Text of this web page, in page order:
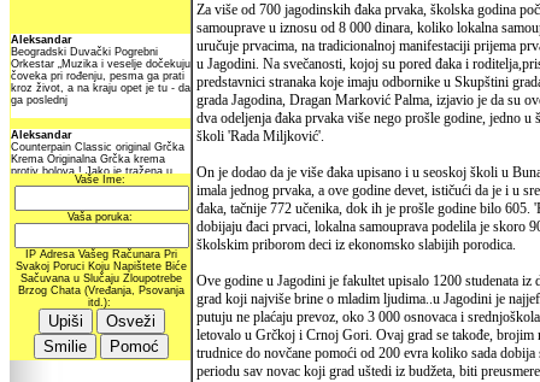
Za više od 700 jagodinskih đaka prvaka, školska godina
samouprave u iznosu od 8 000 dinara, koliko lokalna
uručuje prvacima, na tradicionalnoj manifestaciji prijema
u Jagodini. Na svečanosti, kojoj su pored đaka i
predstavnici stranaka koje imaju odbornike u Skupštini
grada Jagodina, Dragan Marković Palma, izjavio je da su
dva odeljenja đaka prvaka više nego prošle godine, jedno
školi 'Rada Miljković'.
On je dodao da je više đaka upisano i u seoskoj školi u
imala jednog prvaka, a ove godine devet, ističući da je i u
đaka, tačnije 772 učenika, dok ih je prošle godine bilo 605.
dobijaju đaci prvaci, lokalna samouprava podelila je skoro
školskim priborom deci iz ekonomsko slabijih porodica.
Ove godine u Jagodini je fakultet upisalo 1200 studenata iz
grad koji najviše brine o mladim ljudima..u Jagodini je
putuju ne plaćaju prevoz, oko 3 000 osnovaca i
letovalo u Grčkoj i Crnoj Gori. Ovaj grad se takođe,
trudnice do novčane pomoći od 200 evra koliko sada
periodu sav novac koji grad uštedi iz budžeta, biti